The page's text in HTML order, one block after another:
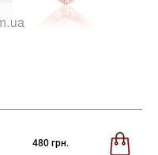
480 грн.